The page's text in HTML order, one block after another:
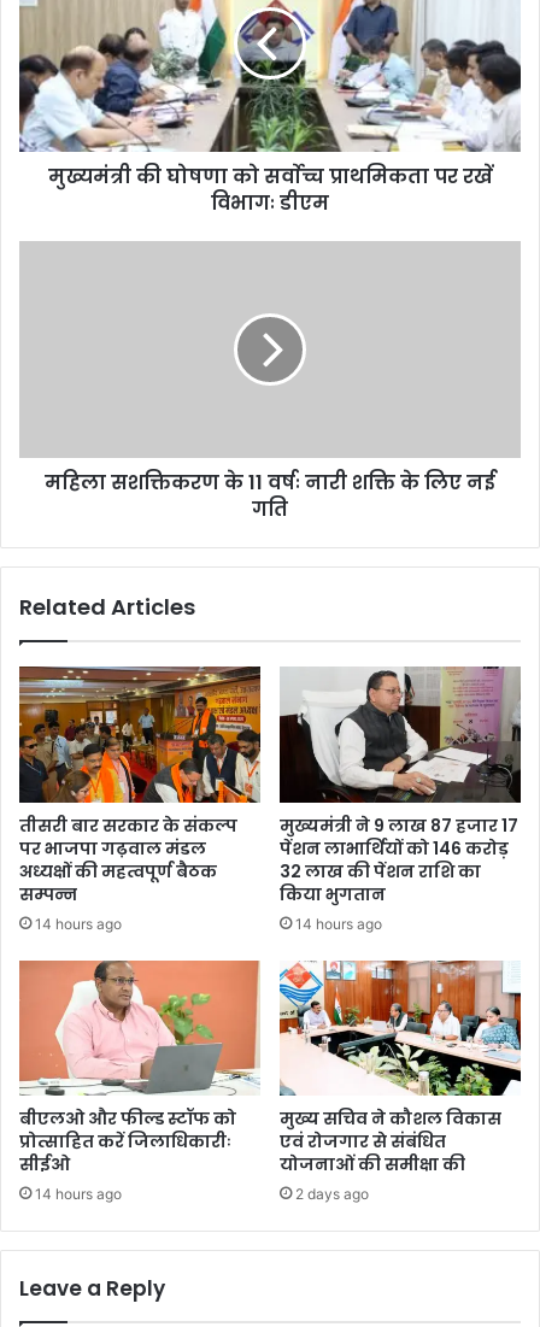
मुख्यमंत्री की घोषणा को सर्वाेच्च प्राथमिकता पर रखें
विभागः डीएम
महिला सशक्तिकरण के 11 वर्षः नारी शक्ति के लिए नई
गति
Related Articles
तीसरी बार सरकार के संकल्प
पर भाजपा गढ़वाल मंडल
अध्यक्षों की महत्वपूर्ण बैठक
सम्पन्न
14 hours ago
मुख्यमंत्री ने 9 लाख 87 हजार 17
पेंशन लाभार्थियों को 146 करोड़
32 लाख की पेंशन राशि का
किया भुगतान
14 hours ago
बीएलओ और फील्ड स्टॉफ को
प्रोत्साहित करें जिलाधिकारीः
सीईओ
14 hours ago
मुख्य सचिव ने कौशल विकास
एवं रोजगार से संबंधित
योजनाओं की समीक्षा की
2 days ago
Leave a Reply